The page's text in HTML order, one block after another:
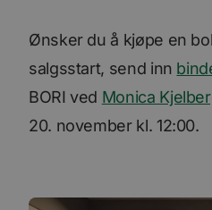
Ønsker du å kjøpe en
salgsstart, send inn
BORI ved Monica
20. november kl. 12:00.